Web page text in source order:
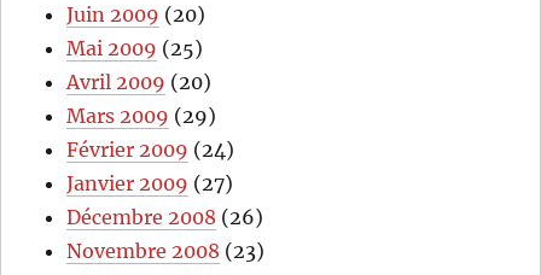
Juin 2009 (20)
Mai 2009 (25)
Avril 2009 (20)
Mars 2009 (29)
Février 2009 (24)
Janvier 2009 (27)
Décembre 2008 (26)
Novembre 2008 (23)